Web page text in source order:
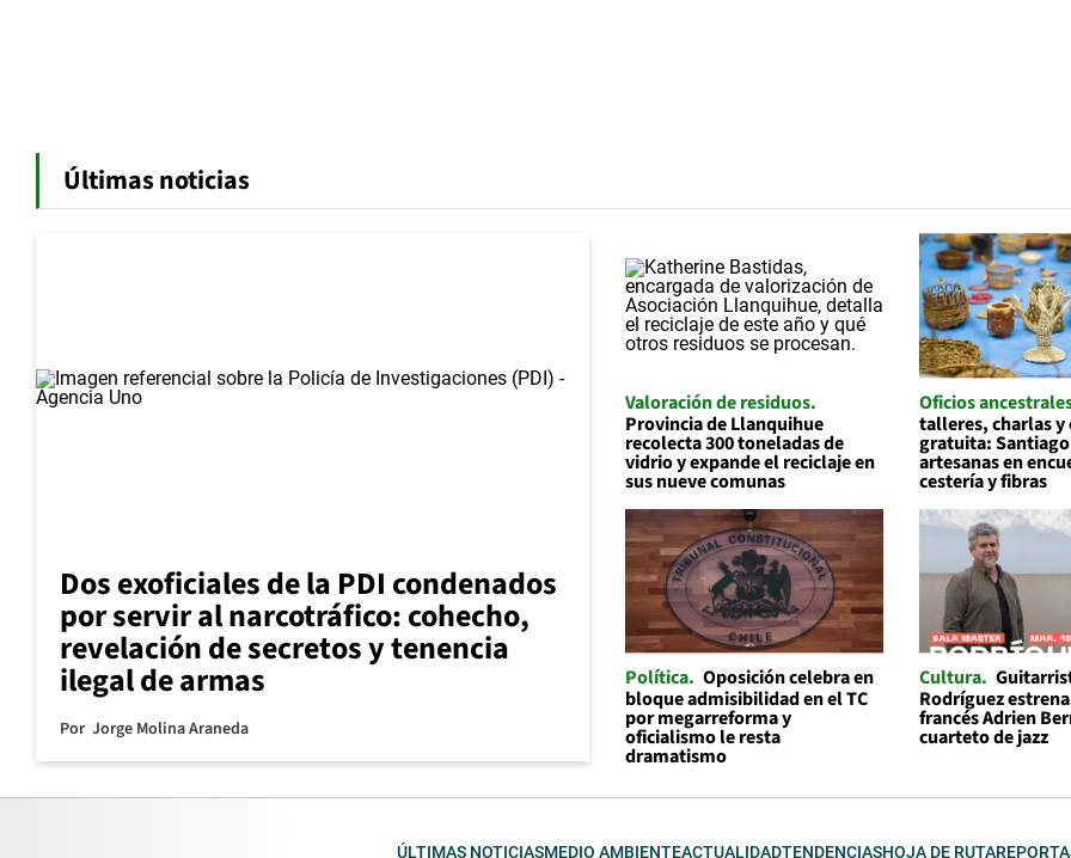
Últimas noticias
Dos exoficiales de la PDI condenados
por servir al narcotráfico: cohecho,
revelación de secretos y tenencia
ilegal de armas
Por Jorge Molina Araneda
Valoración de residuos
Provincia de Llanquihue
recolecta 300 toneladas de
vidrio y expande el reciclaje en
sus nueve comunas
Oficios
talleres, charlas y
gratuita:
artesanas en
cestería y fibras
Política Oposición celebra en
bloque admisibilidad en el TC
por megarreforma y
oficialismo le resta
dramatismo
Cultura
Rodríguez
francés Adrien
cuarteto de jazz
ÚLTIMAS NOTICIASMEDIO AMBIENTEACTUALIDADTENDENCIASHOJA DE RUTA